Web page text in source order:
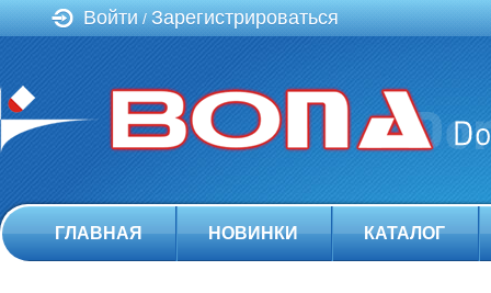
Войти / Зарегистрироваться
ГЛАВНАЯ НОВИНКИ КАТАЛОГ